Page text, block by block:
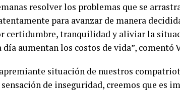
resolver los problemas que se
para avanzar de manera
certidumbre, tranquilidad y aliviar la
aumentan los costos de vida”, comentó
situación de nuestros
de inseguridad, creemos que es